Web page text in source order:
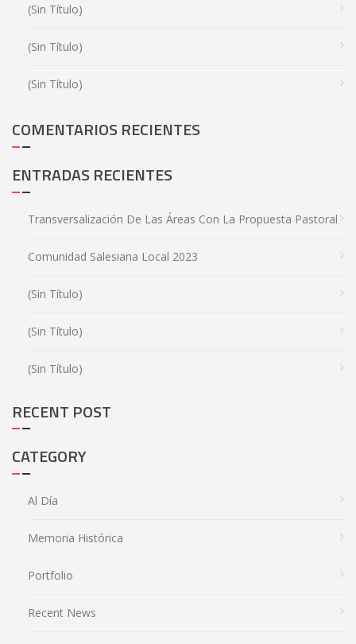
(sin Título)
(sin Título)
(sin Título)
COMENTARIOS RECIENTES
ENTRADAS RECIENTES
Transversalización De Las Áreas Con La Propuesta Pastoral
Comunidad Salesiana Local 2023
(sin Título)
(sin Título)
(sin Título)
RECENT POST
CATEGORY
Al Día
Memoria Histórica
Portfolio
Recent News